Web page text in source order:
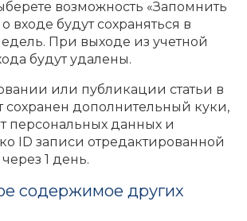
возможность «Запомнить
входе будут сохраняться в
При выходе из учетной
будут удалены.
или публикации статьи в
сохранен дополнительный куки,
персональных данных и
ID записи отредактированной
1 день.
содержимое других